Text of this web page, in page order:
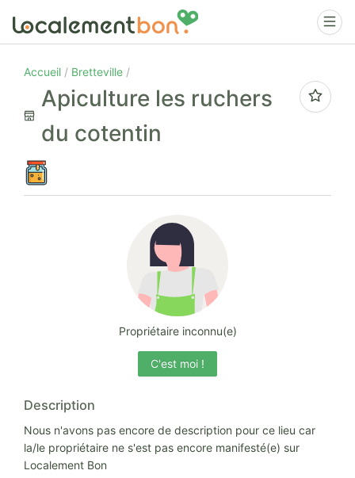
Accueil Bretteville
Apiculture les ruchers
du cotentin
Propriétaire inconnu(e)
C'est moi !
Description
Nous n'avons pas encore de description pour ce lieu car
la/le propriétaire ne s'est pas encore manifesté(e) sur
Localement Bon